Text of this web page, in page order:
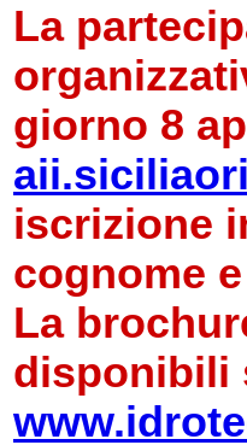
La
giorno 8
iscrizione
cognome
La